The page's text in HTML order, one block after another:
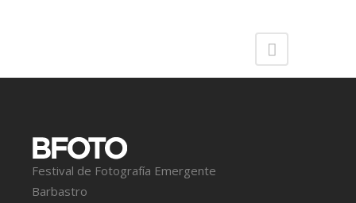
Festival de Fotografía Emergente
Barbastro